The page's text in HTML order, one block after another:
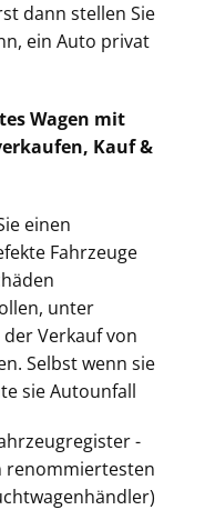
dann stellen Sie
ein Auto privat
Wagen mit
Kauf &
einen
Fahrzeuge
unter
Verkauf von
Selbst wenn sie
sie Autounfall
-
renommiertesten